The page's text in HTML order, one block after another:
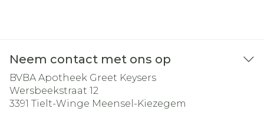
Neem contact met ons op
BVBA Apotheek Greet Keysers
Wersbeekstraat 12
3391 Tielt-Winge Meensel-Kiezegem